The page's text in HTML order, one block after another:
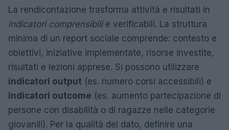
La rendicontazione trasforma attività e risultati in
indicatori comprensibilie verificabili. La struttura
minima di un report sociale comprende: contesto e
obiettivi, iniziative implementate, risorse investite,
risultati e lezioni apprese. Si possono utilizzare
indicatori output (es. numero corsi accessibili) e
indicatori outcome (es. aumento partecipazione di
persone con disabilità o di ragazze nelle categorie
giovanili). Per la qualità del dato, definire una